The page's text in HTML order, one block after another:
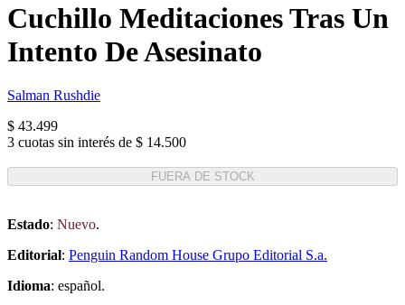
Cuchillo Meditaciones Tras Un
Intento De Asesinato
Salman Rushdie
$ 43.499
3 cuotas sin interés de $ 14.500
FUERA DE STOCK
Estado: Nuevo.
Editorial: Penguin Random House Grupo Editorial S.a.
Idioma: español.